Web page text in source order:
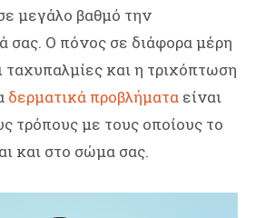
μεγάλο βαθμό την
σας. Ο πόνος σε διάφορα μέρη
ταχυπαλμίες και η τριχόπτωση
δερματικά προβλήματα είναι
τρόπους με τους οποίους το
και στο σώμα σας.